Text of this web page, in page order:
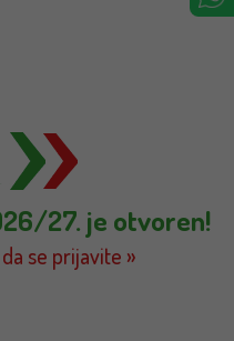
27. je otvoren!
se prijavite »